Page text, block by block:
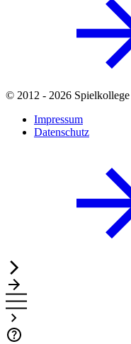
© 2012 - 2026 Spielkollege
Impressum
Datenschutz